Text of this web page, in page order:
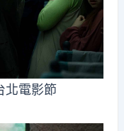
北電影節